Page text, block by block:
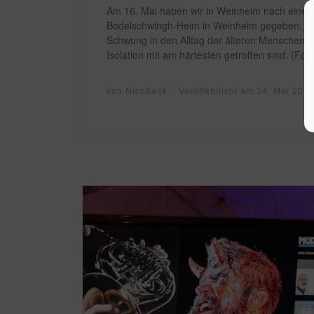
Am 16. Mai haben wir in Weinheim nach
Bodelschwingh-Heim in Weinheim gegeben.
Schwung in den Alltag der älteren Menschen
Isolation mit am härtesten getroffen sind.
von NicoBeck Veröffentlicht am 24. Mai 2020